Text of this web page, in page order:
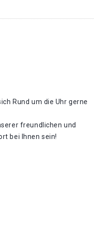
Rund um die Uhr gerne
freundlichen und
bei Ihnen sein!